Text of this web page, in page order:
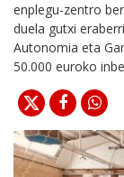
enplegu-zentro
duela gutxi
Autonomia eta
50.000 euroko